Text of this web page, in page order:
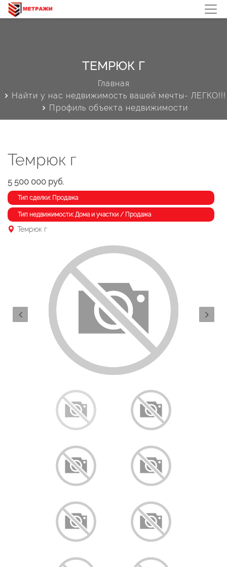
ТЕМРЮК Г
Главная
Найти у нас недвижимость вашей мечты- ЛЕГКО!!!
Профиль объекта недвижимости
Темрюк г
5 500 000 руб.
Тип сделки: Продажа
Тип недвижимости: Дома и участки / Продажа
Темрюк г